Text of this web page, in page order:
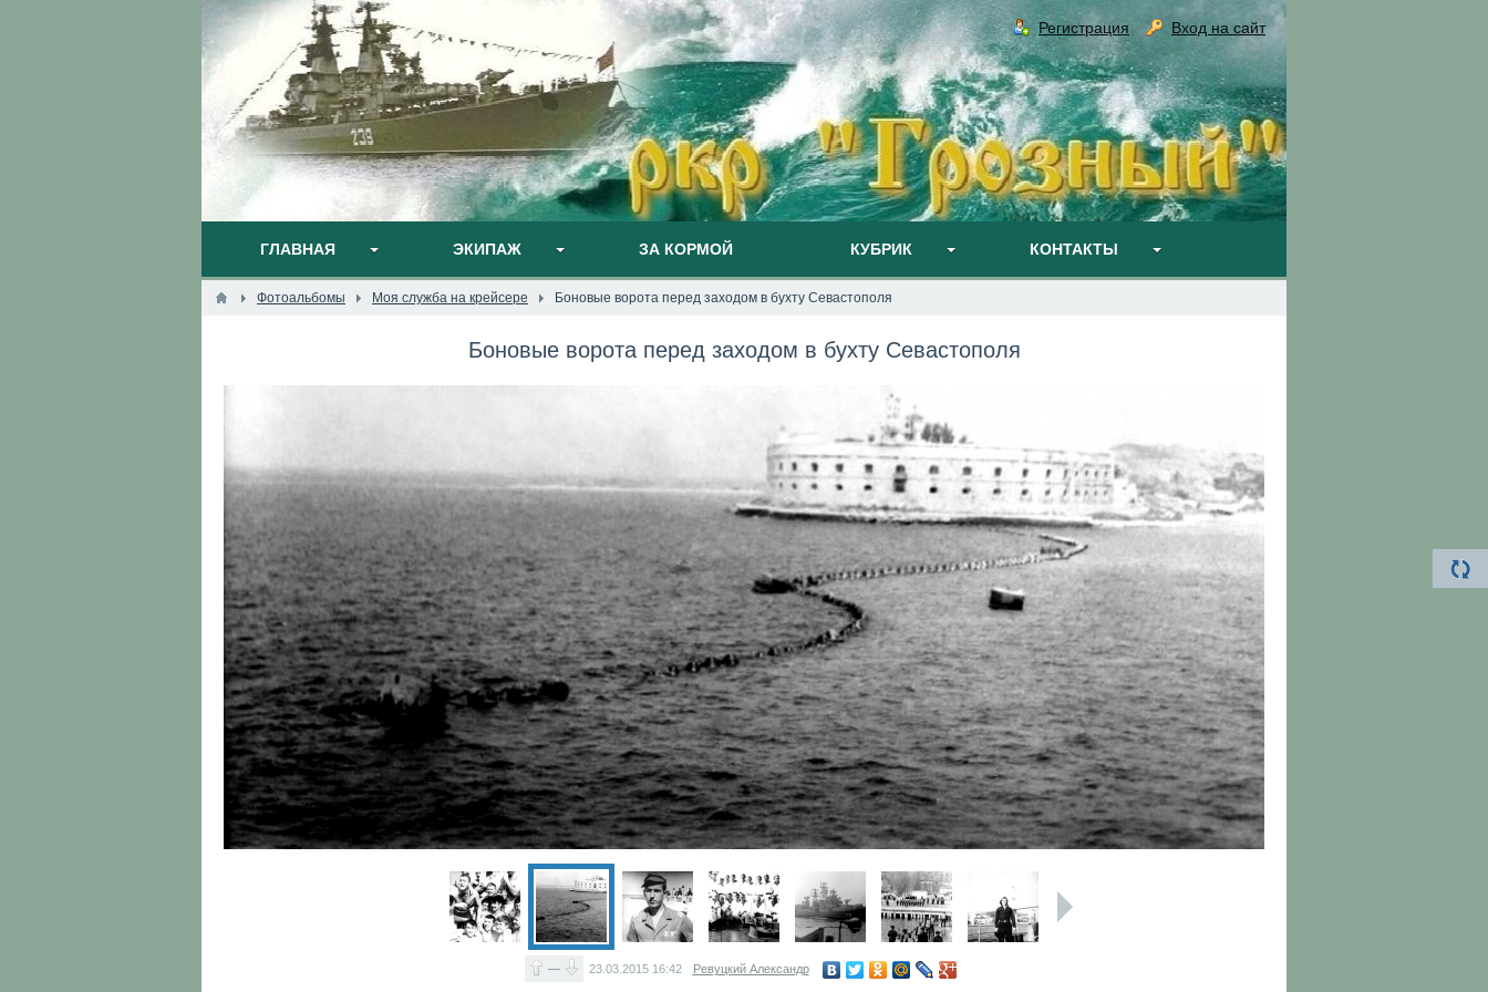
Регистрация Вход на сайт
ГЛАВНАЯ ЭКИПАЖ ЗА КОРМОЙ КУБРИК КОНТАКТЫ
Фотоальбомы Моя служба на крейсере Боновые ворота перед заходом в бухту Севастополя
Боновые ворота перед заходом в бухту Севастополя
— 23.03.2015 16:42 Ревуцкий Александр